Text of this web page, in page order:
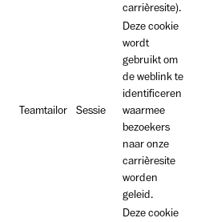
carrièresite).
Teamtailor Sessie
Deze cookie
wordt
gebruikt om
de weblink te
identificeren
waarmee
bezoekers
naar onze
carrièresite
worden
geleid.
Deze cookie